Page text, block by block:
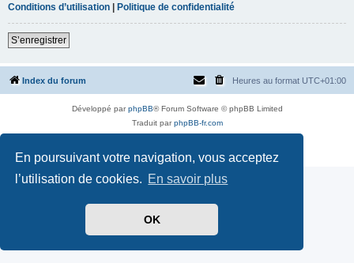
En poursuivant votre navigation, vous acceptez
l’utilisation de cookies. En savoir plus
OK
Conditions d’utilisation | Politique de confidentialité
S’enregistrer
Index du forum Heures au format UTC+01:00
Développé parphpBB® Forum Software © phpBB Limited
Traduit parphpBB-fr.com
Confidentialité